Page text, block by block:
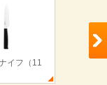
イフ（11